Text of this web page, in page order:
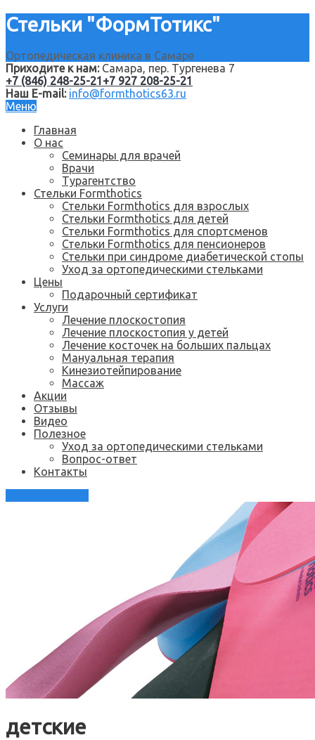
Стельки "ФормТотикс"
Ортопедическая клиника в Самаре
Приходите к нам:Самара, пер. Тургенева 7
+7 (846) 248-25-21 +7 927 208-25-21
Наш E-mail: info@formthotics63.ru
Меню
Главная
О нас
Семинары для врачей
Врачи
Турагентство
Стельки Formthotics
Стельки Formthotics для взрослых
Стельки Formthotics для детей
Стельки Formthotics для спортсменов
Стельки Formthotics для пенсионеров
Стельки при синдроме диабетической стопы
Уход за ортопедическими стельками
Цены
Подарочный сертификат
Услуги
Лечение плоскостопия
Лечение плоскостопия у детей
Лечение косточек на больших пальцах
Мануальная терапия
Кинезиотейпирование
Массаж
Акции
Отзывы
Видео
Полезное
Уход за ортопедическими стельками
Вопрос-ответ
Контакты
детские